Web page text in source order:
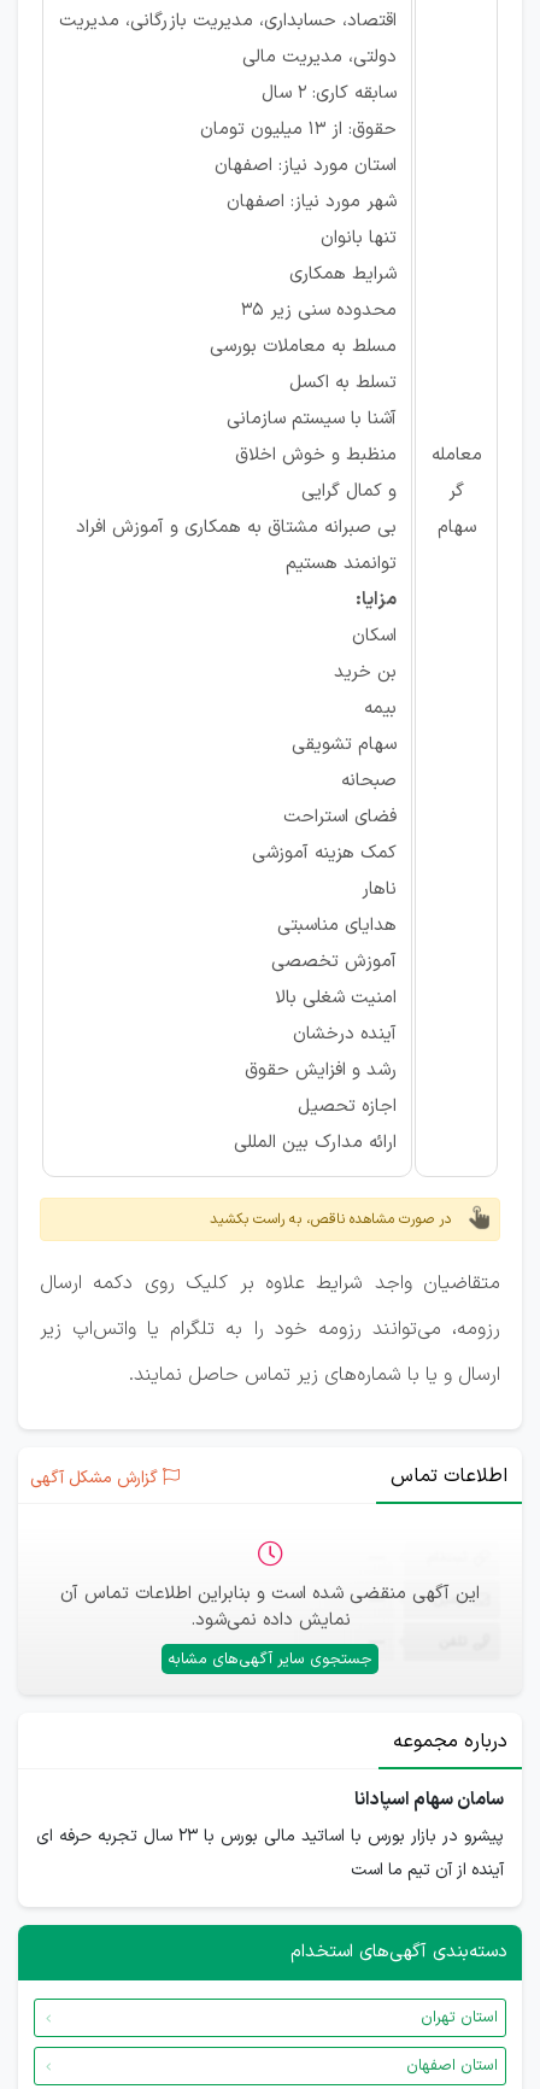
معامله
گر
سهام
اقتصاد، حسابداری، مدیریت بازرگانی، مدیریت
دولتی، مدیریت مالی
سابقه کاری: ۲ سال
حقوق: از ۱۳ میلیون تومان
استان مورد نیاز: اصفهان
شهر مورد نیاز: اصفهان
تنها بانوان
شرایط همکاری
محدوده سنی زیر 35
مسلط به معاملات بورسی
تسلط به اکسل
آشنا با سیستم سازمانی
منظبط و خوش اخلاق
و کمال گرایی
بی صبرانه مشتاق به همکاری و آموزش افراد
توانمند هستیم
مزایا:
اسکان
بن خرید
بیمه
سهام تشویقی
صبحانه
فضای استراحت
کمک هزینه آموزشی
ناهار
هدایای مناسبتی
آموزش تخصصی
امنیت شغلی بالا
آینده درخشان
رشد و افزایش حقوق
اجازه تحصیل
ارائه مدارک بین المللی
در صورت مشاهده ناقص، به راست بکشید
متقاضیان واجد شرایط علاوه بر کلیک روی دکمه ارسال
رزومه، می‌توانند رزومه خود را به تلگرام یا واتس‌اپ زیر
ارسال و یا با شماره‌های زیر تماس حاصل نمایند.
اطلاعات تماس گزارش مشکل آگهی
این آگهی منقضی شده است و بنابراین اطلاعات تماس آن
نمایش داده نمی‌شود.
جستجوی سایر آگهی‌های مشابه
ایمیل —
—
درباره مجموعه
سامان سهام اسپادانا
پیشرو در بازار بورس با اساتید مالی بورس با 23 سال تجربه حرفه ای
‌آینده از آن تیم ما است
دسته‌بندی آگهی‌های استخدام
استان تهران
استان اصفهان